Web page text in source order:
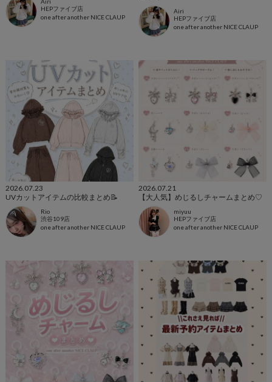
HEPファイブ店
one after another NICE CLAUP
Airi
HEPファイブ店
one after another NICE CLAUP
2026.07.23
UVカットアイテムの比較まとめ📝
Rio
渋谷109店
one after another NICE CLAUP
2026.07.21
【大人気】めじるしチャームまとめ♡
miyuu
HEPファイブ店
one after another NICE CLAUP